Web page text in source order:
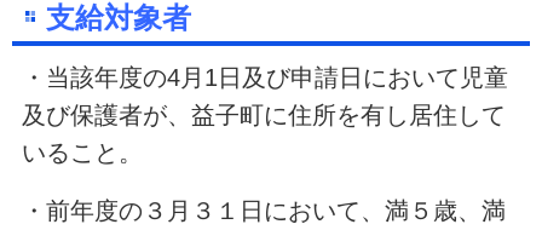
支給対象者
・当該年度の4月1日及び申請日において児童
及び保護者が、益子町に住所を有し居住して
いること。
・前年度の３月３１日において、満５歳、満